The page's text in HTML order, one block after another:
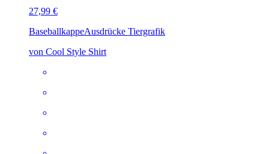
27,99 €
BaseballkappeAusdrücke Tiergrafik
von Cool Style Shirt